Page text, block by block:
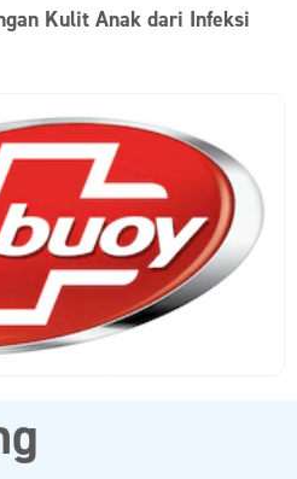
Kulit Anak dari Infeksi